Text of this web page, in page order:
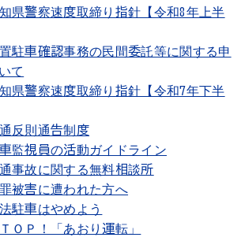
県警察速度取締り指針【令和8年上半
駐車確認事務の民間委託等に関する申
て
県警察速度取締り指針【令和7年下半
反則通告制度
監視員の活動ガイドライン
事故に関する無料相談所
被害に遭われた方へ
駐車はやめよう
ＯＰ！「あおり運転」